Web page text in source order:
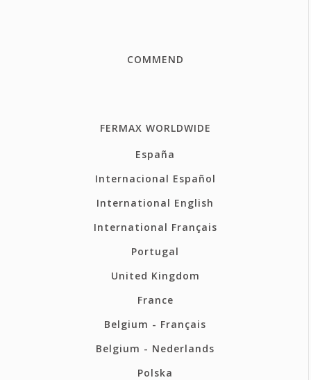
COMMEND
FERMAX WORLDWIDE
España
Internacional Español
International English
International Français
Portugal
United Kingdom
France
Belgium - Français
Belgium - Nederlands
Polska